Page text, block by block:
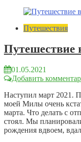
Путешествия
Путешествие
01.05.2021
Добавить
Наступил март 2021.
моей Милы очень
марта. Что делать с
стоял. Мы
рождения вдвоем,